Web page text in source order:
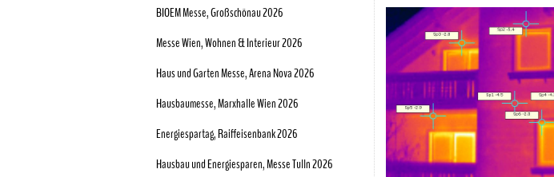
BIOEM Messe, Großschönau 2026
Messe Wien, Wohnen & Interieur 2026
Haus und Garten Messe, Arena Nova 2026
Hausbaumesse, Marxhalle Wien 2026
Energiespartag, Raiffeisenbank 2026
Hausbau und Energiesparen, Messe Tulln 2026